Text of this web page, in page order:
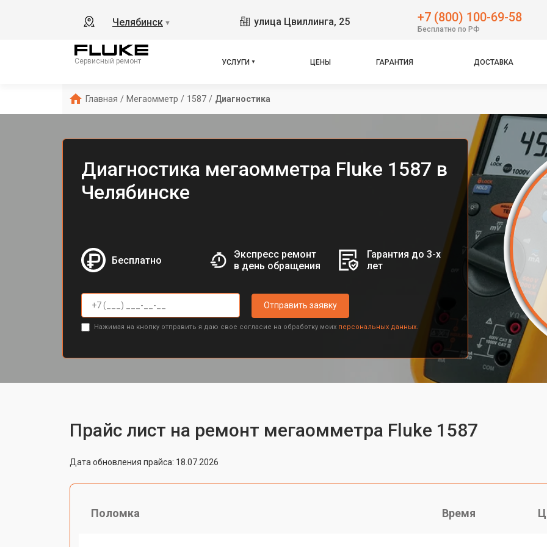
Челябинск ▼ улица Цвиллинга, 25 +7 (800) 100-69-58
Бесплатно по РФ
Сервисный ремонт УСЛУГИ ЦЕНЫ ГАРАНТИЯ ДОСТАВКА
Главная / Мегаомметр / 1587 / Диагностика
Диагностика мегаомметра Fluke 1587 в
Челябинске
Бесплатно
Экспресс ремонт
в день обращения
Гарантия до 3-х
лет
Отправить заявку
Нажимая на кнопку отправить я даю свое согласие на обработку моих персональных данных.
Прайс лист на ремонт мегаомметра Fluke 1587
Дата обновления прайса: 18.07.2026
Поломка Время